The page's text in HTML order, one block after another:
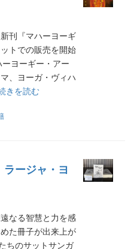
刊『マハーヨーギ
トでの販売を開始
ヨーギー・アー
、ヨーガ・ヴィハ
きを読む
ラージャ・ヨ
なる智慧と力を感
た冊子が出来上が
ちのサットサンガ